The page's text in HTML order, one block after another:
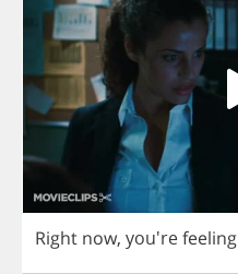
Right now, you'refeeling